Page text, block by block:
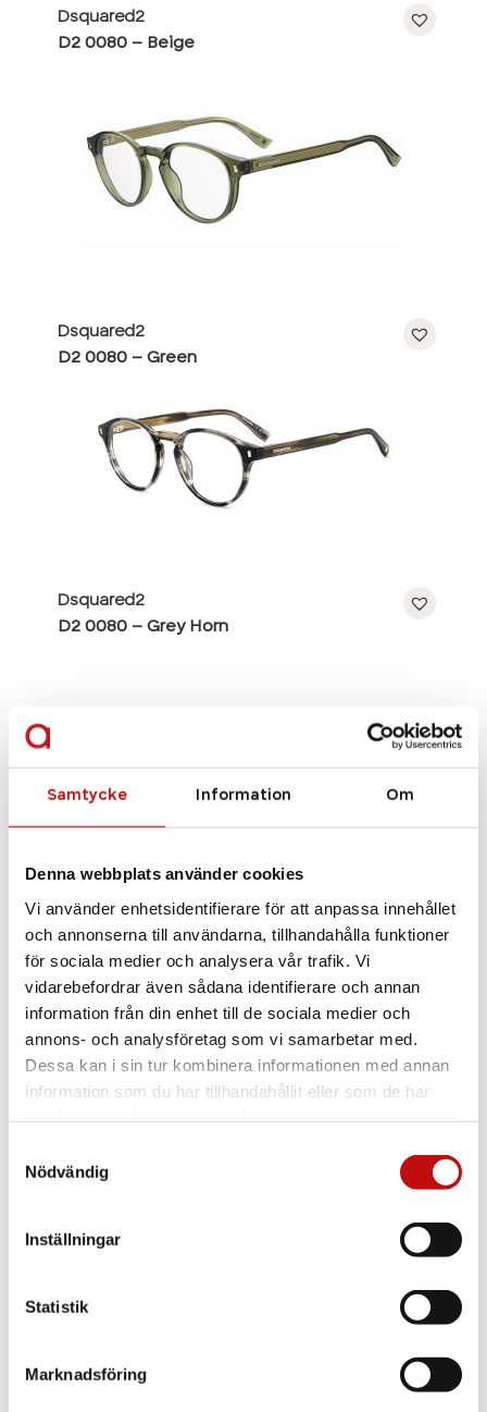
Samtycke Information Om
Denna webbplats använder cookies
Vi använder enhetsidentifierare för att anpassa innehållet
och annonserna till användarna, tillhandahålla funktioner
för sociala medier och analysera vår trafik. Vi
vidarebefordrar även sådana identifierare och annan
information från din enhet till de sociala medier och
annons- och analysföretag som vi samarbetar med.
Dessa kan i sin tur kombinera informationen med annan
information som du har tillhandahållit eller som de har
Nödvändig
Inställningar
Statistik
Marknadsföring
Dsquared2
D2 0080 – Beige
Dsquared2
D2 0080 – Green
Dsquared2
D2 0080 – Grey Horn
Enkelslipade, progressiva eller färgskiftande
glas? Att ha rätt glas som är anpassade efter